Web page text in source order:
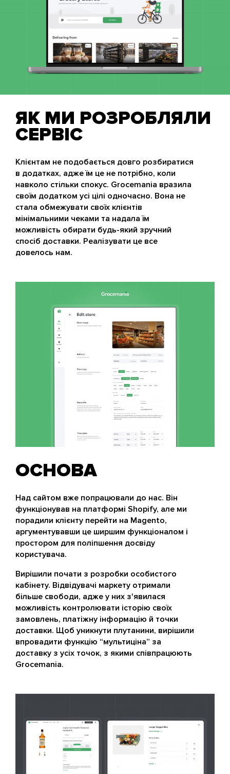
ЯК МИ РОЗРОБЛЯЛИ
СЕРВІС
Клієнтам не подобається довго розбиратися
в додатках, адже їм це не потрібно, коли
навколо стільки спокус. Grocemania вразила
своїм додатком усі цілі одночасно. Вона не
стала обмежувати своїх клієнтів
мінімальними чеками та надала їм
можливість обирати будь-який зручний
спосіб доставки. Реалізувати це все
довелось нам.
ОСНОВА
Над сайтом вже попрацювали до нас. Він
функціонував на платформі Shopify, але ми
порадили клієнту перейти на Magento,
аргументувавши це ширшим функціоналом і
простором для поліпшення досвіду
користувача.
Вирішили почати з розробки особистого
кабінету. Відвідувачі маркету отримали
більше свободи, адже у них з'явилася
можливість контролювати історію своїх
замовлень, платіжну інформацію й точки
доставки. Щоб уникнути плутанини, вирішили
впровадити функцію “мультиціна” за
доставку з усіх точок, з якими співпрацюють
Grocemania.